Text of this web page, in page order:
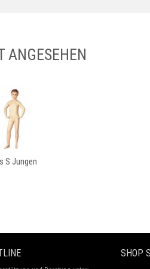
ANGESEHEN
S Jungen
SHOP